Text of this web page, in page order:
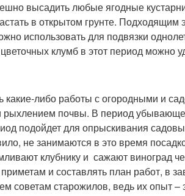
высадить любые ягодные
в открытом грунте. Подходящим
использовать для подвязки
клумб в этот период можно
либо работы с огородными и
рыхлением почвы. В период
подойдет для опрыскивания
не занимаются в это время
клубнику и сажают виноград
и составлять план работ, в
советам старожилов, ведь их опыт –